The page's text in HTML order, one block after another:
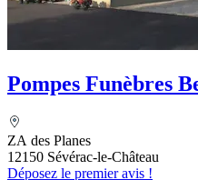
Pompes Funèbres
ZA des Planes
12150 Sévérac-le-Château
Déposez le premier avis !